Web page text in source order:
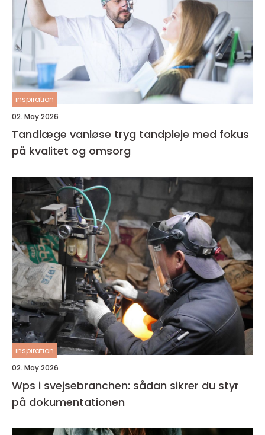
inspiration
02. May 2026
Tandlæge vanløse tryg tandpleje med fokus
på kvalitet og omsorg
inspiration
02. May 2026
Wps i svejsebranchen: sådan sikrer du styr
på dokumentationen